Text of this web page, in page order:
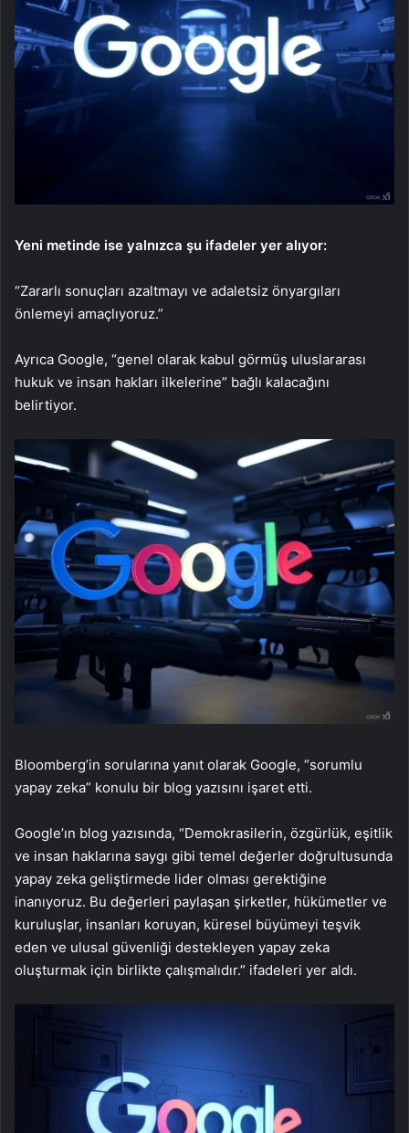
Yeni metinde ise yalnızca şu ifadeler yer alıyor:
“Zararlı sonuçları azaltmayı ve adaletsiz önyargıları
önlemeyi amaçlıyoruz.”
Ayrıca Google, “genel olarak kabul görmüş uluslararası
hukuk ve insan hakları ilkelerine” bağlı kalacağını
belirtiyor.
Bloomberg’in sorularına yanıt olarak Google, “sorumlu
yapay zeka” konulu bir blog yazısını işaret etti.
Google’ın blog yazısında, “Demokrasilerin, özgürlük, eşitlik
ve insan haklarına saygı gibi temel değerler doğrultusunda
yapay zeka geliştirmede lider olması gerektiğine
inanıyoruz. Bu değerleri paylaşan şirketler, hükümetler ve
kuruluşlar, insanları koruyan, küresel büyümeyi teşvik
eden ve ulusal güvenliği destekleyen yapay zeka
oluşturmak için birlikte çalışmalıdır.” ifadeleri yer aldı.